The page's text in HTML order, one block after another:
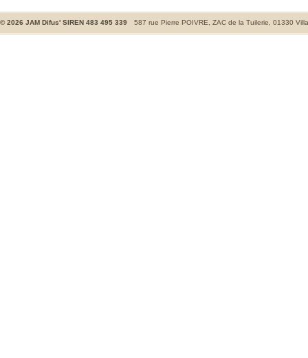
©2026 JAM Difus' SIREN 483 495 339 587 rue Pierre POIVRE, ZAC de la Tuilerie, 01330